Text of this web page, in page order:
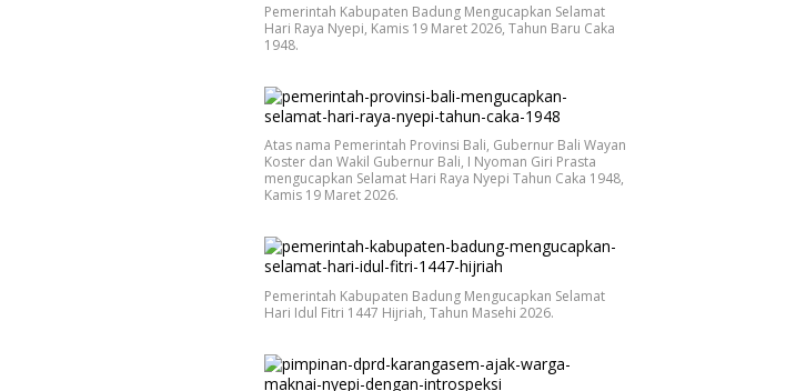
Pemerintah Kabupaten Badung Mengucapkan Selamat
Hari Raya Nyepi, Kamis 19 Maret 2026, Tahun Baru Caka
1948.
Atas nama Pemerintah Provinsi Bali, Gubernur Bali Wayan
Koster dan Wakil Gubernur Bali, I Nyoman Giri Prasta
mengucapkan Selamat Hari Raya Nyepi Tahun Caka 1948,
Kamis 19 Maret 2026.
Pemerintah Kabupaten Badung Mengucapkan Selamat
Hari Idul Fitri 1447 Hijriah, Tahun Masehi 2026.